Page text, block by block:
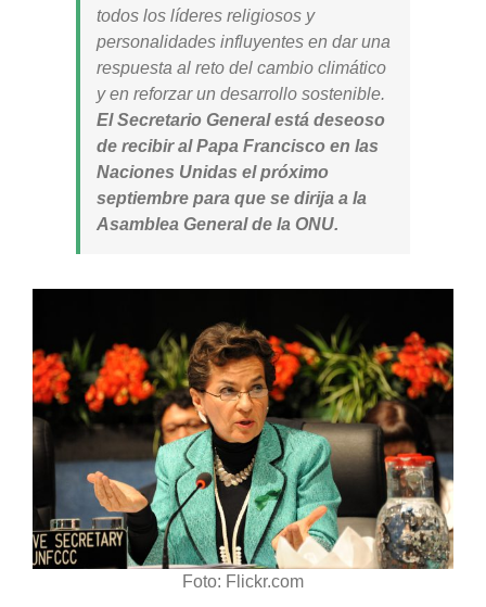
todos los líderes religiosos y
personalidades influyentes en dar una
respuesta al reto del cambio climático
y en reforzar un desarrollo sostenible.
El Secretario General está deseoso
de recibir al Papa Francisco en las
Naciones Unidas el próximo
septiembre para que se dirija a la
Asamblea General de la ONU.
Foto: Flickr.com